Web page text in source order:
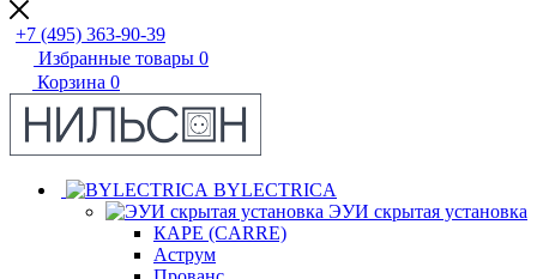
+7 (495) 363-90-39
Избранные товары 0
Корзина 0
BYLECTRICA
ЭУИ скрытая установка
КАРЕ (CARRE)
Аструм